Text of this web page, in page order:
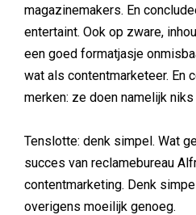
magazinemakers. En
entertaint. Ook op zware,
een goed formatjasje
wat als contentmarketeer. En
merken: ze doen namelijk
Tenslotte: denk simpel. Wat
succes van reclamebureau
contentmarketing. Denk
overigens moeilijk genoeg.